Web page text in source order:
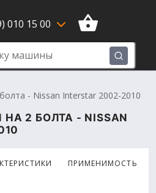
010 15 00
- Nissan Interstar 2002-2010
2 БОЛТА - NISSAN
ПРИМЕНИМОСТЬ
сейчас 12 человек